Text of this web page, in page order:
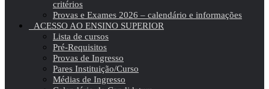
critérios
Provas e Exames 2026 – calendário e informações
ACESSO AO ENSINO SUPERIOR
Lista de cursos
Pré-Requisitos
Provas de Ingresso
Pares Instituição/Curso
Médias de Ingresso